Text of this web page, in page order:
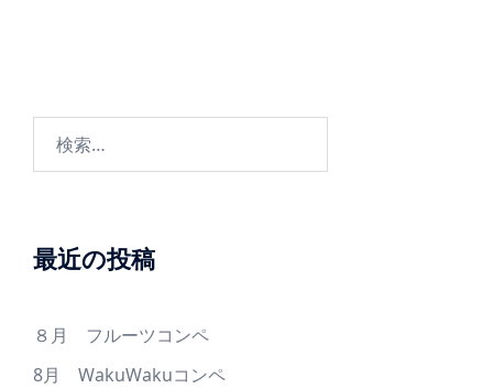
ョ
最近の投稿
８月 フルーツコンペ
8月 WakuWakuコンペ